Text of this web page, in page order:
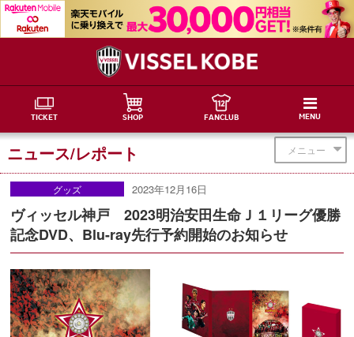
TICKET SHOP FANCLUB MENU
メニュー
ニュース/レポート
グッズ 2023年12月16日
ヴィッセル神戸 2023明治安田生命Ｊ１リーグ優勝
記念DVD、Blu-ray先行予約開始のお知らせ